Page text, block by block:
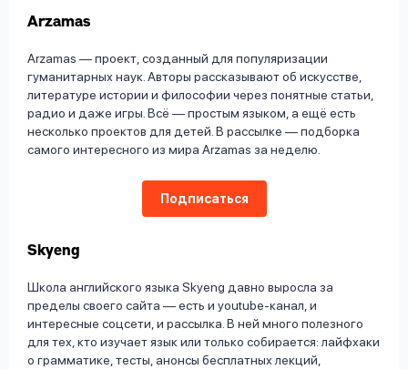
Arzamas
Arzamas — проект, созданный для популяризации
гуманитарных наук. Авторы рассказывают об искусстве,
литературе истории и философии через понятные статьи,
радио и даже игры. Всё — простым языком, а ещё есть
несколько проектов для детей. В рассылке — подборка
самого интересного из мира Arzamas за неделю.
Подписаться
Skyeng
Школа английского языка Skyeng давно выросла за
пределы своего сайта — есть и youtube-канал, и
интересные соцсети, и рассылка. В ней много полезного
для тех, кто изучает язык или только собирается: лайфхаки
о грамматике, тесты, анонсы бесплатных лекций,